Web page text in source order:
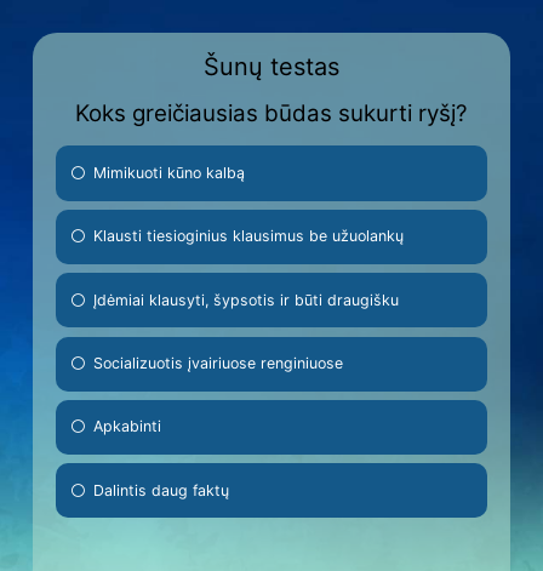
Šunų testas
Koks greičiausias būdas sukurti ryšį?
Mimikuoti kūno kalbą
Klausti tiesioginius klausimus be užuolankų
Įdėmiai klausyti, šypsotis ir būti draugišku
Socializuotis įvairiuose renginiuose
Apkabinti
Dalintis daug faktų